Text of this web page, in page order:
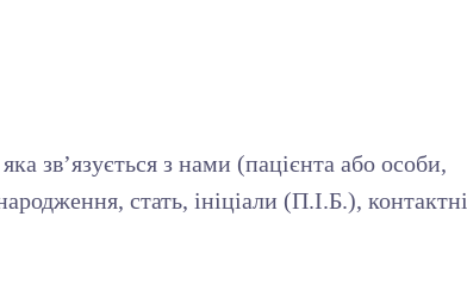
зв’язується з нами (пацієнта або особи,
стать, ініціали (П.І.Б.), контактні